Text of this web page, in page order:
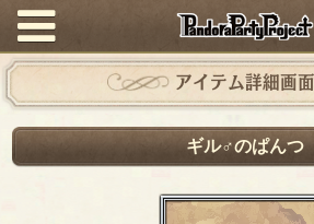
アイテム詳細画面
ギル♂のぱんつ